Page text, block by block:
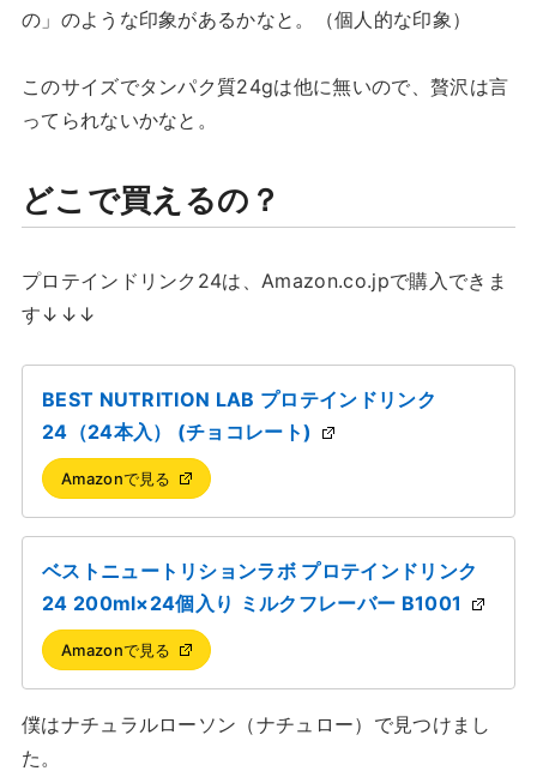
の」のような印象があるかなと。（個人的な印象）
このサイズでタンパク質24gは他に無いので、贅沢は言
ってられないかなと。
どこで買えるの？
プロテインドリンク24は、Amazon.co.jpで購入できま
す↓↓↓
BEST NUTRITION LAB プロテインドリンク
24（24本入） (チョコレート)
Amazonで見る
ベストニュートリションラボ プロテインドリンク
24 200ml×24個入り ミルクフレーバー B1001
Amazonで見る
僕はナチュラルローソン（ナチュロー）で見つけまし
た。